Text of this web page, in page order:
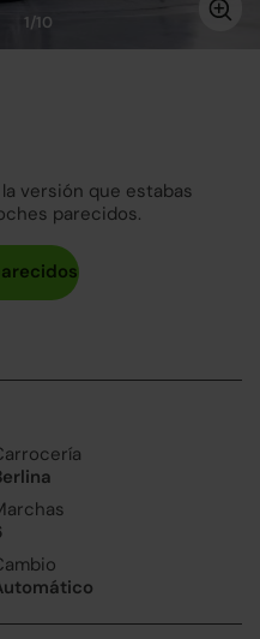
1/10
versión que estabas
parecidos.